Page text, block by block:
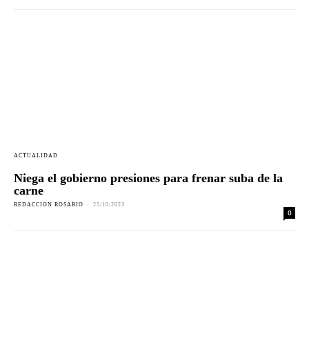
ACTUALIDAD
Niega el gobierno presiones para frenar suba de la
carne
REDACCION ROSARIO - 25/10/2023
0